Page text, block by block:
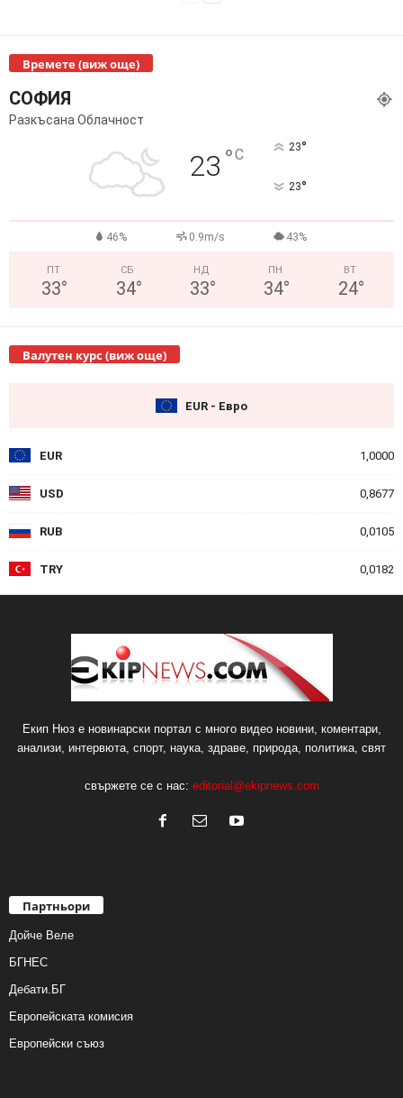
Времете (виж още)
СОФИЯ
Разкъсана Облачност
23 °C 23°
23°
46% 0.9m/s 43%
ПТ
33°
СБ
34°
НД
33°
ПН
34°
ВТ
24°
Валутен курс (виж още)
EUR - Евро
EUR 1,0000
USD 0,8677
RUB 0,0105
TRY 0,0182
Екип Нюз е новинарски портал с много видео новини, коментари,
анализи, интервюта, спорт, наука, здраве, природа, политика, свят
свържете се с нас: editorial@ekipnews.com
Партньори
Дойче Веле
БГНЕС
Дебати.БГ
Европейската комисия
Европейски съюз